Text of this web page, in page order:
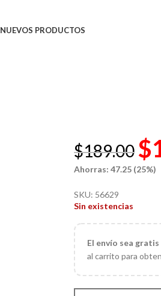
NUEVOS PRODUCTOS
$189.00 $
Ahorras: 47.25 (25%)
SKU: 56629
Sin existencias
El envío sea
al carrito para